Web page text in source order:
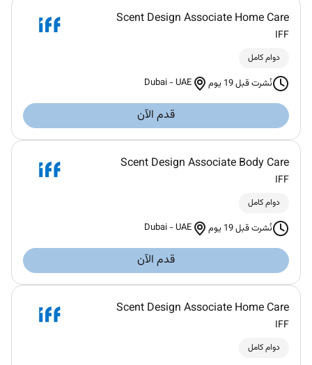
Scent Design Associate Home Care
IFF
دوام كامل
نُشرت قبل 19 يوم Dubai -UAE
قدم الآن
Scent Design Associate Body Care
IFF
دوام كامل
نُشرت قبل 19 يوم Dubai -UAE
قدم الآن
Scent Design Associate Home Care
IFF
دوام كامل